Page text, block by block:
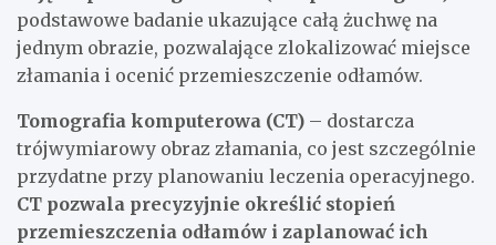
podstawowe badanie ukazujące całą żuchwę na
jednym obrazie, pozwalające zlokalizować miejsce
złamania i ocenić przemieszczenie odłamów.
Tomografia komputerowa (CT) – dostarcza
trójwymiarowy obraz złamania, co jest szczególnie
przydatne przy planowaniu leczenia operacyjnego.
CT pozwala precyzyjnie określić stopień
przemieszczenia odłamów i zaplanować ich